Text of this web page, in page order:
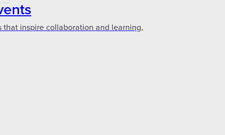
that inspire collaboration and learning,